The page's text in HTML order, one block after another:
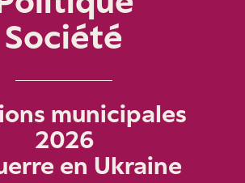
Société
municipales
2026
en Ukraine